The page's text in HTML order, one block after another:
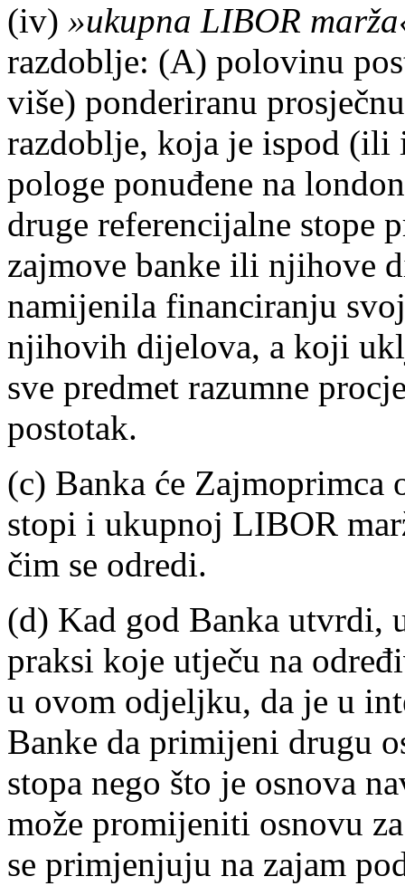
(iv) »ukupna LIBOR
razdoblje: (A) polovinu
više) ponderiranu
razdoblje, koja je ispod (ili
pologe ponuđene na
druge referencijalne stope
zajmove banke ili njihove
namijenila financiranju
njihovih dijelova, a koji
sve predmet razumne
postotak.
(c) Banka će
stopi i ukupnoj LIBOR
čim se odredi.
(d) Kad god Banka utvrdi,
praksi koje utječu na
u ovom odjeljku, da je u
Banke da primijeni drugu
stopa nego što je osnova
može promijeniti osnovu
se primjenjuju na zajam